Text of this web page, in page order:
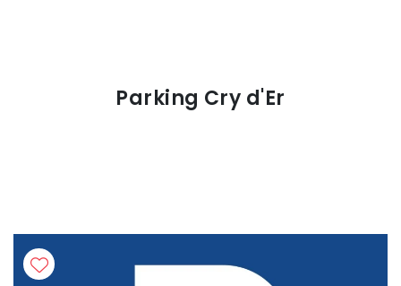
Parking Cry d'Er